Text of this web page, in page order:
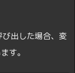
出した場合、変
す。